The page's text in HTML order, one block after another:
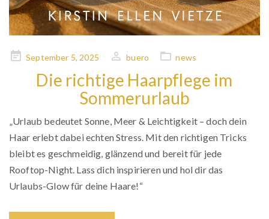
PostedSeptember 5, 2025 buero news
Die richtige Haarpflege im
Sommerurlaub
„Urlaub bedeutet Sonne, Meer & Leichtigkeit – doch dein
Haar erlebt dabei echten Stress. Mit den richtigen Tricks
bleibt es geschmeidig, glänzend und bereit für jede
Rooftop-Night. Lass dich inspirieren und hol dir das
Urlaubs-Glow für deine Haare!“